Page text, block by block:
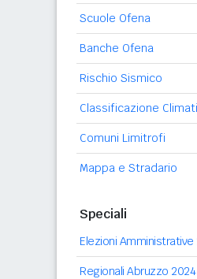
Scuole Ofena
Banche Ofena
Rischio Sismico
Classificazione
Comuni Limitrofi
Mappa e Stradario
Speciali
Elezioni Amministrative
Regionali Abruzzo 2024